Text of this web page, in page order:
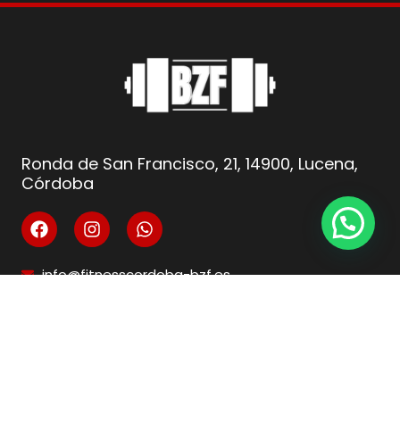
Ronda de San Francisco, 21, 14900, Lucena,
Córdoba
info@fitnesscordoba-bzf.es